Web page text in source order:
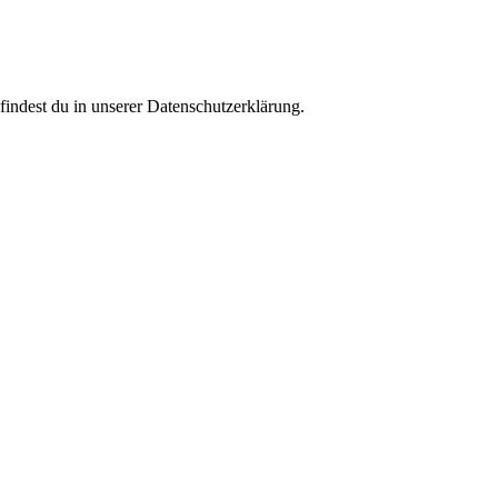
du in unserer Datenschutzerklärung.